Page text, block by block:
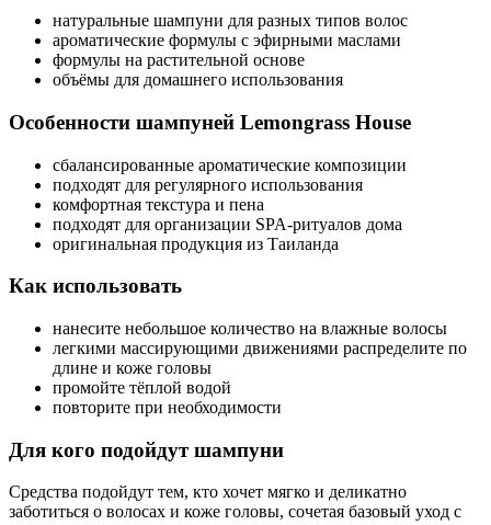
натуральные шампуни для разных типов волос
ароматические формулы с эфирными маслами
формулы на растительной основе
объёмы для домашнего использования
Особенности шампуней Lemongrass House
сбалансированные ароматические композиции
подходят для регулярного использования
комфортная текстура и пена
подходят для организации SPA-ритуалов дома
оригинальная продукция из Таиланда
Как использовать
нанесите небольшое количество на влажные волосы
легкими массирующими движениями распределите по
длине и коже головы
промойте тёплой водой
повторите при необходимости
Для кого подойдут шампуни
Средства подойдут тем, кто хочет мягко и деликатно
заботиться о волосах и коже головы, сочетая базовый уход с